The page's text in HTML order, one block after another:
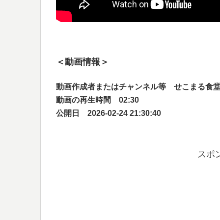
＜動画情報＞
動画作成者またはチャンネル等 せこまる食
動画の再生時間 02:30
公開日 2026-02-24 21:30:40
スポ